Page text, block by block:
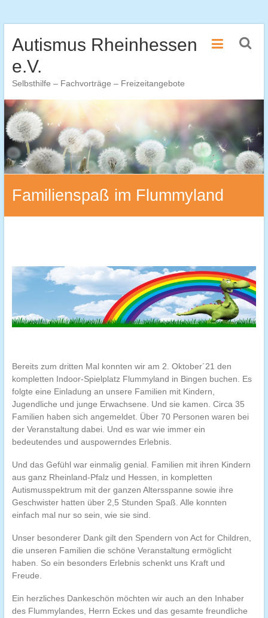
Inhalt
Autismus Rheinhessen
e.V.
Selbsthilfe – Fachvorträge – Freizeitangebote
Familienspaß im Flummyland
Bereits zum dritten Mal konnten wir am 2. Oktober´21 den
kompletten Indoor-Spielplatz Flummyland in Bingen buchen. Es
folgte eine Einladung an unsere Familien mit Kindern,
Jugendliche und junge Erwachsene. Und sie kamen. Circa 35
Familien haben sich angemeldet. Über 70 Personen waren bei
der Veranstaltung dabei. Und es war wie immer ein
bedeutendes und auspowerndes Erlebnis.
Und das Gefühl war einmalig genial. Familien mit ihren Kindern
aus ganz Rheinland-Pfalz und Hessen, in kompletten
Autismusspektrum mit der ganzen Altersspanne sowie ihre
Geschwister hatten über 2,5 Stunden Spaß. Alle konnten
einfach mal nur so sein, wie sie sind.
Unser besonderer Dank gilt den Spendern von Act for Children,
die unseren Familien die schöne Veranstaltung ermöglicht
haben. So ein besonders Erlebnis schenkt uns Kraft und
Freude.
Ein herzliches Dankeschön möchten wir auch an den Inhaber
des Flummylandes, Herrn Eckes und das gesamte freundliche